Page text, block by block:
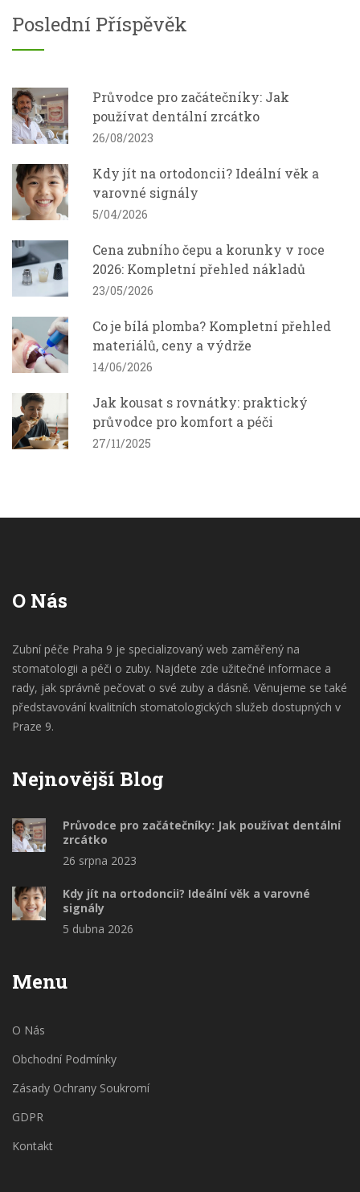
Poslední Příspěvěk
Průvodce pro začátečníky: Jak
používat dentální zrcátko
26/08/2023
Kdy jít na ortodoncii? Ideální věk a
varovné signály
5/04/2026
Cena zubního čepu a korunky v roce
2026: Kompletní přehled nákladů
23/05/2026
Co je bílá plomba? Kompletní přehled
materiálů, ceny a výdrže
14/06/2026
Jak kousat s rovnátky: praktický
průvodce pro komfort a péči
27/11/2025
O Nás
Zubní péče Praha 9 je specializovaný web zaměřený na
stomatologii a péči o zuby. Najdete zde užitečné informace a
rady, jak správně pečovat o své zuby a dásně. Věnujeme se také
představování kvalitních stomatologických služeb dostupných v
Praze 9.
Nejnovější Blog
Průvodce pro začátečníky: Jak používat dentální
zrcátko
26 srpna 2023
Kdy jít na ortodoncii? Ideální věk a varovné
signály
5 dubna 2026
Menu
O Nás
Obchodní Podmínky
Zásady Ochrany Soukromí
GDPR
Kontakt